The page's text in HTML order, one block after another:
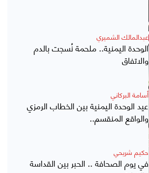
عبدالمالك الشميري
الوحدة اليمنية.. ملحمة نُسجت بالدم
والاتفاق
أسامة البركاني
عيد الوحدة اليمنية بين الخطاب الرمزي
والواقع المنقسم..
حكيم شريحي
في يوم الصحافة .. الحبر بين القداسة